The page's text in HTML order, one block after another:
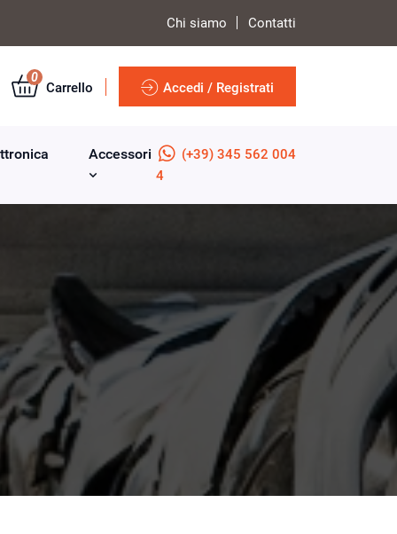
Chi siamo Contatti
0
Carrello Accedi / Registrati
Accessori
(+39) 345 562 004
4